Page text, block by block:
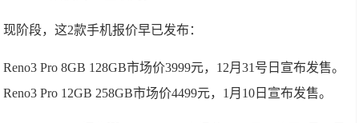
现阶段，这2款手机报价早已发布：
Reno3 Pro 8GB 128GB市场价3999元，12月31号日宣布发售。
Reno3 Pro 12GB 258GB市场价4499元，1月10日宣布发售。